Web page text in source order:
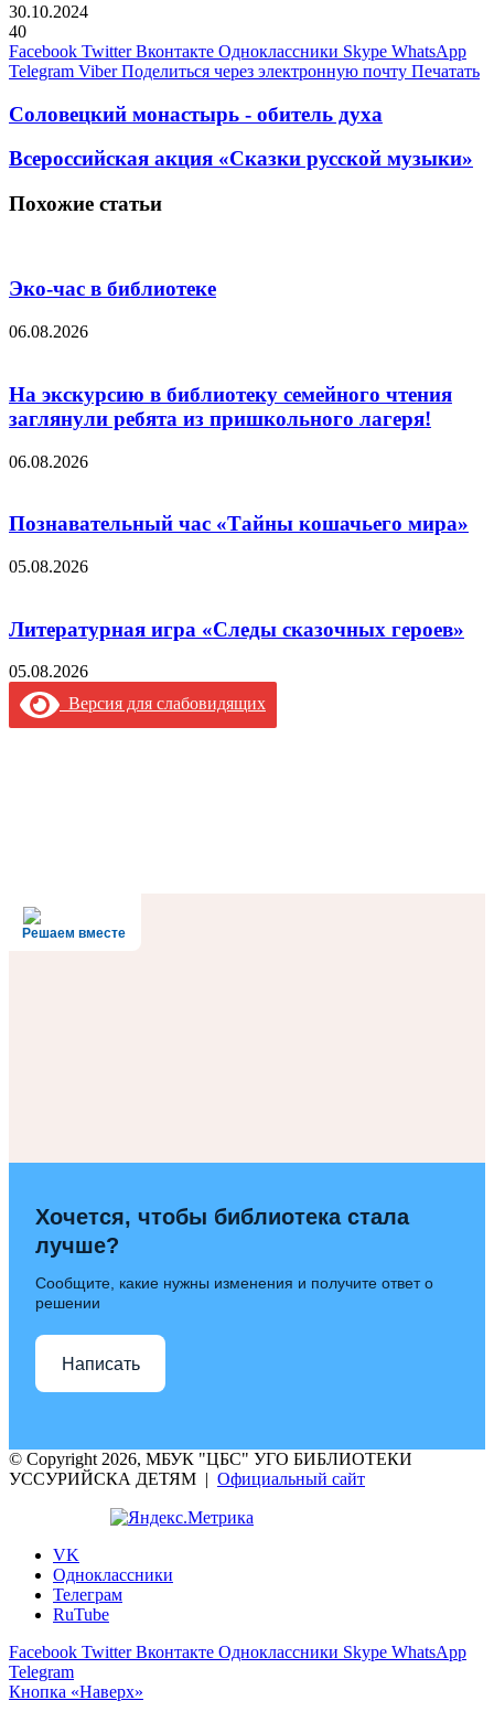
30.10.2024
40
Facebook Twitter Вконтакте Одноклассники Skype WhatsApp
Telegram Viber Поделиться через электронную почту Печатать
Соловецкий монастырь - обитель духа
Всероссийская акция «Сказки русской музыки»
Похожие статьи
Эко-час в библиотеке
06.08.2026
На экскурсию в библиотеку семейного чтения
заглянули ребята из пришкольного лагеря!
06.08.2026
Познавательный час «Тайны кошачьего мира»
05.08.2026
Литературная игра «Следы сказочных героев»
05.08.2026
Версия для слабовидящих
Решаем вместе
Хочется, чтобы библиотека стала
лучше?
Сообщите, какие нужны изменения и получите ответ о
решении
Написать
© Copyright 2026, МБУК "ЦБС" УГО БИБЛИОТЕКИ
УССУРИЙСКА ДЕТЯМ | Официальный сайт
VK
Одноклассники
Телеграм
RuTube
Facebook Twitter Вконтакте Одноклассники Skype WhatsApp
Telegram
Кнопка «Наверх»